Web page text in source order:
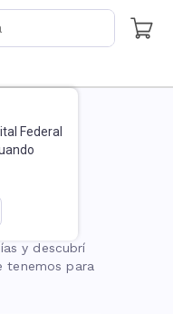
Federal
y descubrí
tenemos para